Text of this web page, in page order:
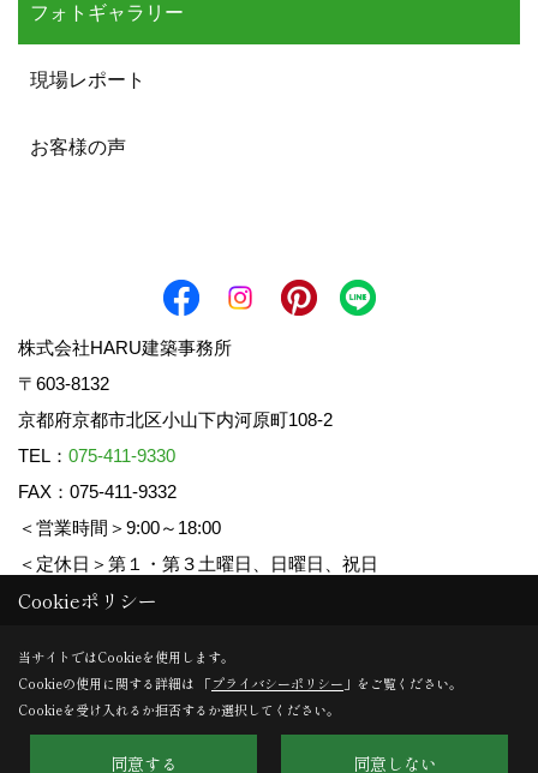
フォトギャラリー
現場レポート
お客様の声
株式会社HARU建築事務所
〒603-8132
京都府京都市北区小山下内河原町108-2
TEL： 075-411-9330
FAX：075-411-9332
＜営業時間＞9:00～18:00
＜定休日＞第１・第３土曜日、日曜日、祝日
Copyright (c) HARU ARCHITECTS CO.,LTD. All Rights Reserved.
Produced byゴデスクリエイト
Cookieポリシー
当サイトではCookieを使用します。
Cookieの使用に関する詳細は 「プライバシーポリシー 」をご覧ください。
Cookieを受け入れるか拒否するか選択してください。
同意する 同意しない